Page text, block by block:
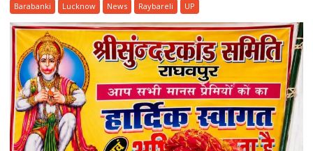
में
मिशन
शक्ति
का
बहू-
बेटी
सम्मेलन,
महिलाओं
को
Barabanki Lucknow News Raybareli UP